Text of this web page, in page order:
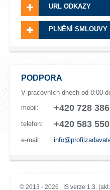
URL ODKAZY
PLNĚNÍ SMLOUVY
PODPORA
V pracovních dnech od 8:00
mobil:
+420 728
telefon: +420 583
e-mail:
© 2013 - 2026 IS verze 1.3.